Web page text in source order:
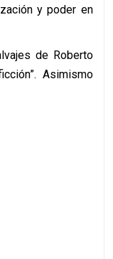
y poder en
de Roberto
Asimismo